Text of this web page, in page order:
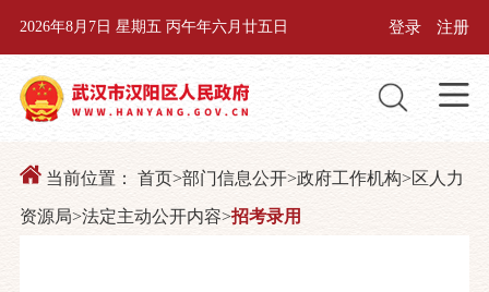
2026年8月7日 星期五 丙午年六月廿五日 登录 注册
当前位置： 首页>部门信息公开>政府工作机构>区人力
资源局>法定主动公开内容>招考录用